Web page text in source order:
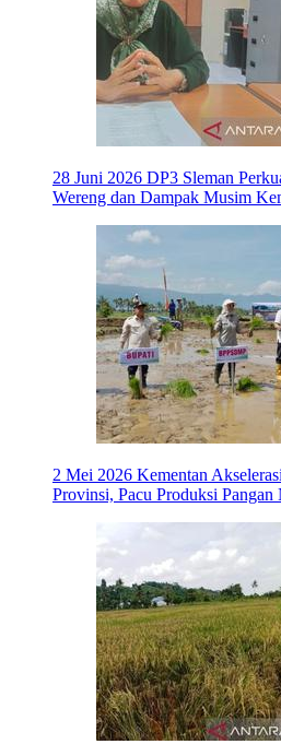
28 Juni 2026 DP3 Sleman
Wereng dan Dampak Musim
2 Mei 2026 Kementan
Provinsi, Pacu Produksi